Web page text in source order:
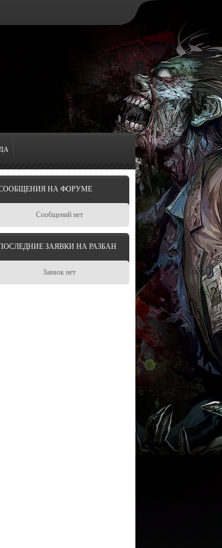
НА ФОРУМЕ
Сообщений нет
ЗАЯВКИ НА РАЗБАН
Заявок нет